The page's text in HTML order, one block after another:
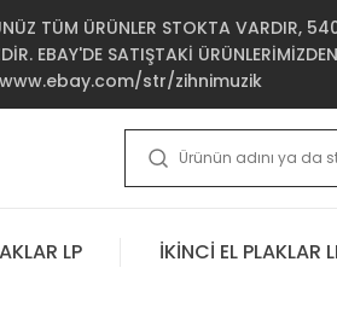
TÜM ÜRÜNLER STOKTA VARDIR,
EBAY'DE SATIŞTAKİ
str/zihnimuzik
LP İKİNCİ EL PLAKLAR